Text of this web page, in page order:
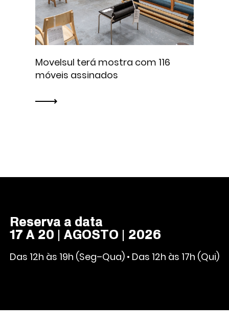
Movelsul terá mostra com 116
móveis assinados
Reserva a data
17 A 20 | AGOSTO | 2026
Das 12h às 19h (Seg–Qua) • Das 12h às 17h (Qui)